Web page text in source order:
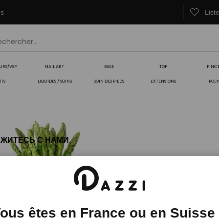
êtes en France ou en Suisse
VSP NAIL ART BASE TOP
LIQUIDES / SOINS SOIN DES PIEDS EXTENSIONS
С НАМИ